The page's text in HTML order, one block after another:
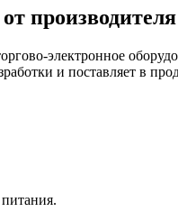
производителя
электронное
и поставляет в